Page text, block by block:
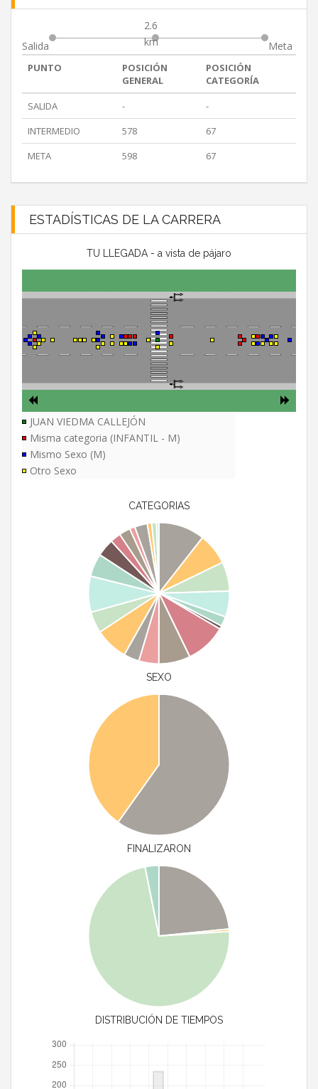
Salida
2.6
km
Meta
PUNTO
POSICIÓN
GENERAL
POSICIÓN
CATEGORÍA
SALIDA
-
-
INTERMEDIO
578
67
META
598 67
ESTADÍSTICAS DE LA CARRERA
TU LLEGADA - a vista de pájaro
JUAN VIEDMA CALLEJÓN
Misma categoria (INFANTIL - M)
Mismo Sexo (M)
Otro Sexo
CATEGORIAS
SEXO
FINALIZARON
DISTRIBUCIÓN DE TIEMPOS